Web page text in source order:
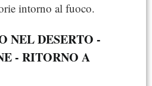
intorno al fuoco.
NEL DESERTO -
- RITORNO A